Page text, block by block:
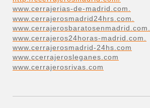
www.cerrajerias-de-madrid.com.
www.cerrajerosmadrid24hrs.com.
www.cerrajerosbaratosenmadrid.com.
www.cerrajeros24horas-madrid.com.
www.cerrajerosmadrid-24hs.com
www.ccerrajerosleganes.com
www.cerrajerosrivas.com